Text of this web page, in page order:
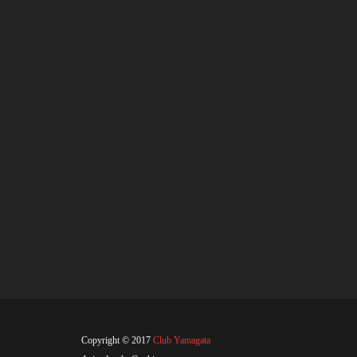
Copyright © 2017 Club Yamagata